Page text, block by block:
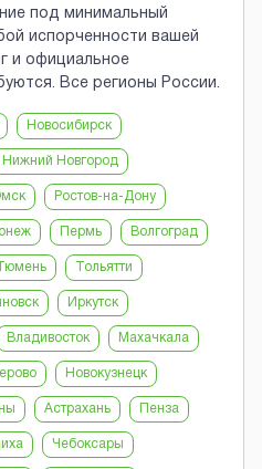
под минимальный
испорченности вашей
и официальное
Все регионы России.
Новосибирск
Нижний Новгород
Ростов-на-Дону
Пермь Волгоград
Тюмень Тольятти
Иркутск
Владивосток Махачкала
Новокузнецк
Астрахань Пенза
Чебоксары